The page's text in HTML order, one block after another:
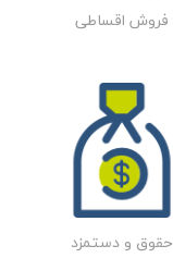
فروش اقساطی
حقوق و دستمزد